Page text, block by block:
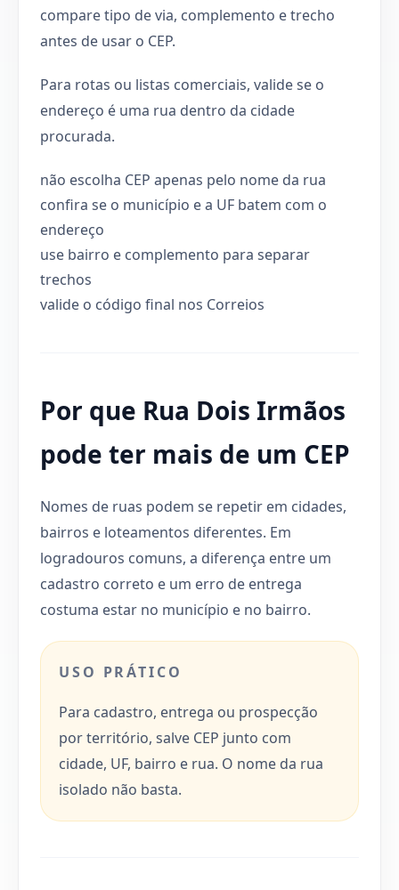
compare tipo de via, complemento e trecho
antes de usar o CEP.
Para rotas ou listas comerciais, valide se o
endereço é uma rua dentro da cidade
procurada.
não escolha CEP apenas pelo nome da rua
confira se o município e a UF batem com o
endereço
use bairro e complemento para separar
trechos
valide o código final nos Correios
Por que Rua Dois Irmãos
pode ter mais de um CEP
Nomes de ruas podem se repetir em cidades,
bairros e loteamentos diferentes. Em
logradouros comuns, a diferença entre um
cadastro correto e um erro de entrega
costuma estar no município e no bairro.
USO PRÁTICO
Para cadastro, entrega ou prospecção
por território, salve CEP junto com
cidade, UF, bairro e rua. O nome da rua
isolado não basta.